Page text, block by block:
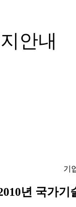
안내
기
년 국가기